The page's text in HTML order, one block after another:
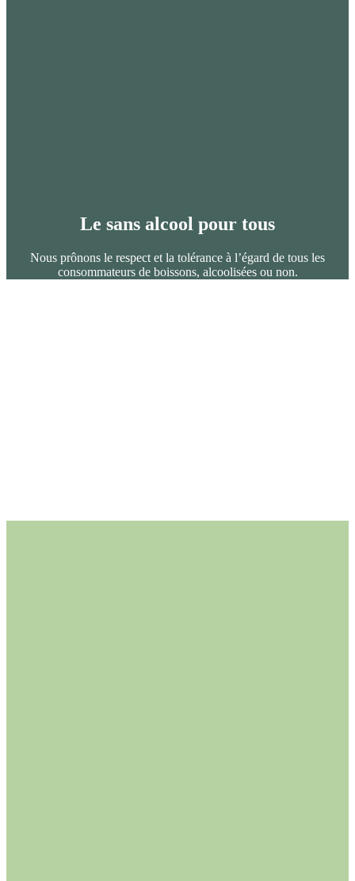
Le sans alcool pour tous
Nous prônons le respect et la tolérance à l’égard de tous les
consommateurs de boissons, alcoolisées ou non.